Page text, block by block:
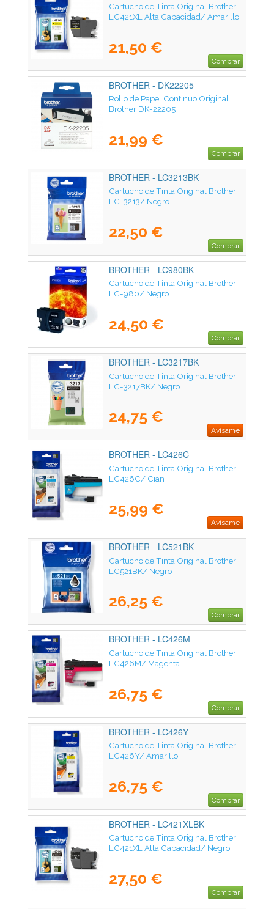
Cartucho de Tinta Original Brother
LC421XL Alta Capacidad/ Amarillo
21,50 €
Comprar
BROTHER - DK22205
Rollo de Papel Continuo Original
Brother DK-22205
21,99 €
Comprar
BROTHER - LC3213BK
Cartucho de Tinta Original Brother
LC-3213/ Negro
22,50 €
Comprar
BROTHER - LC980BK
Cartucho de Tinta Original Brother
LC-980/ Negro
24,50 €
Comprar
BROTHER - LC3217BK
Cartucho de Tinta Original Brother
LC-3217BK/ Negro
24,75 €
Avísame
BROTHER - LC426C
Cartucho de Tinta Original Brother
LC426C/ Cian
25,99 €
Avísame
BROTHER - LC521BK
Cartucho de Tinta Original Brother
LC521BK/ Negro
26,25 €
Comprar
BROTHER - LC426M
Cartucho de Tinta Original Brother
LC426M/ Magenta
26,75 €
Comprar
BROTHER - LC426Y
Cartucho de Tinta Original Brother
LC426Y/ Amarillo
26,75 €
Comprar
BROTHER - LC421XLBK
Cartucho de Tinta Original Brother
LC421XL Alta Capacidad/ Negro
27,50 €
Comprar